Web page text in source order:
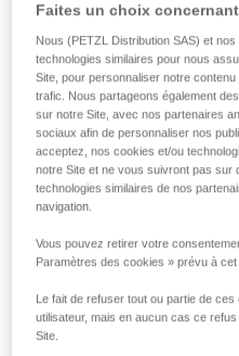
Le premier réflexe doit être
tout autre ancrage
perdre l’équilibre ou de
manipulations de matériel.
Attention, Tony Lamiche
pour sangler ses crampons,
confort, mais un risque plus
respecter la notice technique
avant leur utilisation.
Faites un choix
Nous (PETZL Distribution SAS) et
technologies similaires pour nous
Site, pour personnaliser notre
trafic. Nous partageons également
sur notre Site, avec nos partenaires
sociaux afin de personnaliser nos
acceptez, nos cookies et/ou
notre Site et ne vous suivront pas sur
technologies similaires de nos
navigation.
Vous pouvez retirer votre
Paramètres des cookies » prévu à cet
Le fait de refuser tout ou partie de
utilisateur, mais en aucun cas ce
Site.